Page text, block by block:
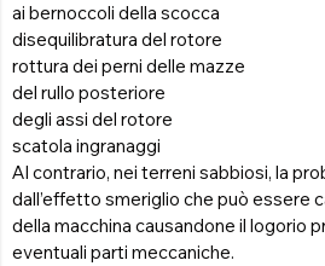
ai bernoccoli della scocca
disequilibratura del rotore
rottura dei perni delle mazze
del rullo posteriore
degli assi del rotore
scatola ingranaggi
Al contrario, nei terreni sabbiosi, la
dall’effetto smeriglio che può essere
della macchina causandone il logorio
eventuali parti meccaniche.